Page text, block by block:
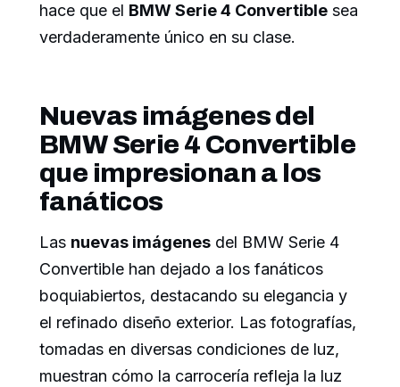
hace que el BMW Serie 4 Convertible sea
verdaderamente único en su clase.
Nuevas imágenes del
BMW Serie 4 Convertible
que impresionan a los
fanáticos
Las nuevas imágenes del BMW Serie 4
Convertible han dejado a los fanáticos
boquiabiertos, destacando su elegancia y
el refinado diseño exterior. Las fotografías,
tomadas en diversas condiciones de luz,
muestran cómo la carrocería refleja la luz